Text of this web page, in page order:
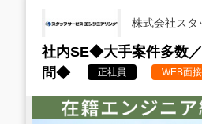
株式会社ス
社内SE◆大手案件多数
問◆
正社員 WEB面